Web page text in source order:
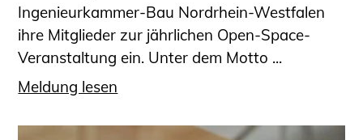
Ingenieurkammer-Bau Nordrhein-Westfalen
ihre Mitglieder zur jährlichen Open-Space-
Veranstaltung ein. Unter dem Motto ...
Meldung lesen